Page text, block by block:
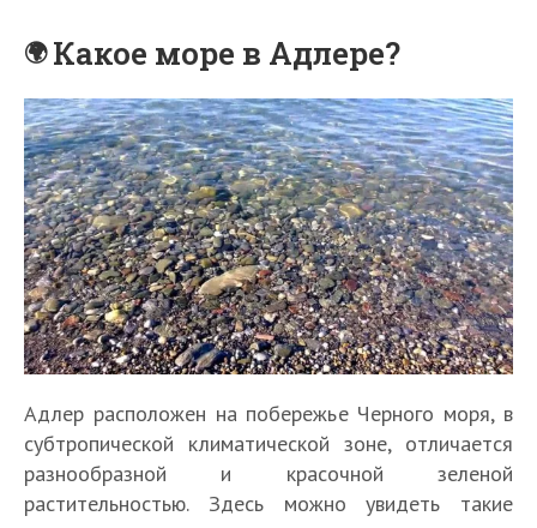
Какое море в Адлере?
Адлер расположен на побережье Черного моря, в
субтропической климатической зоне, отличается
разнообразной и красочной зеленой
растительностью. Здесь можно увидеть такие